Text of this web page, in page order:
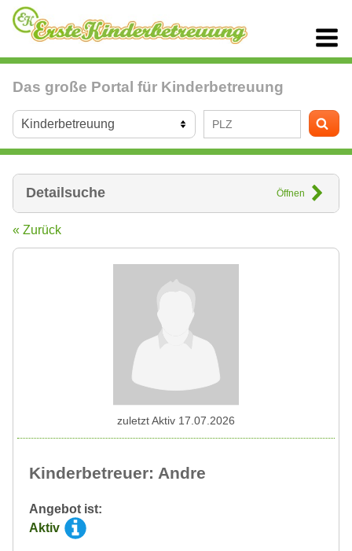
Das große Portal für Kinderbetreuung
Detailsuche Öffnen
« Zurück
Kinderbetreuer: Andre
Angebot ist:
Aktiv
zuletzt Aktiv 17.07.2026